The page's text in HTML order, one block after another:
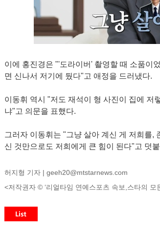
이에 홍진경은 "'도라이버' 촬영할 때 소품이
면 신나서 저기에 뒀다"고 애정을 드러냈다.
이동휘 역시 "저도 재석이 형 사진이 집에 저
냐"고 의문을 표했다.
그러자 이동휘는 "그냥 살아 계신 게 저희를,
신 것만으로도 저희에게 큰 힘이 된다"고 덧
허지형 기자 | geeh20@mtstarnews.com
<저작권자 © ‘리얼타임 연예스포츠 속보,스타의